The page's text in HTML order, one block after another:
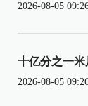
2026-08-05
十亿分之一
2026-08-05